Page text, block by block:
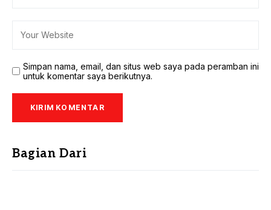
Simpan nama, email, dan situs web saya pada peramban ini
untuk komentar saya berikutnya.
Bagian Dari